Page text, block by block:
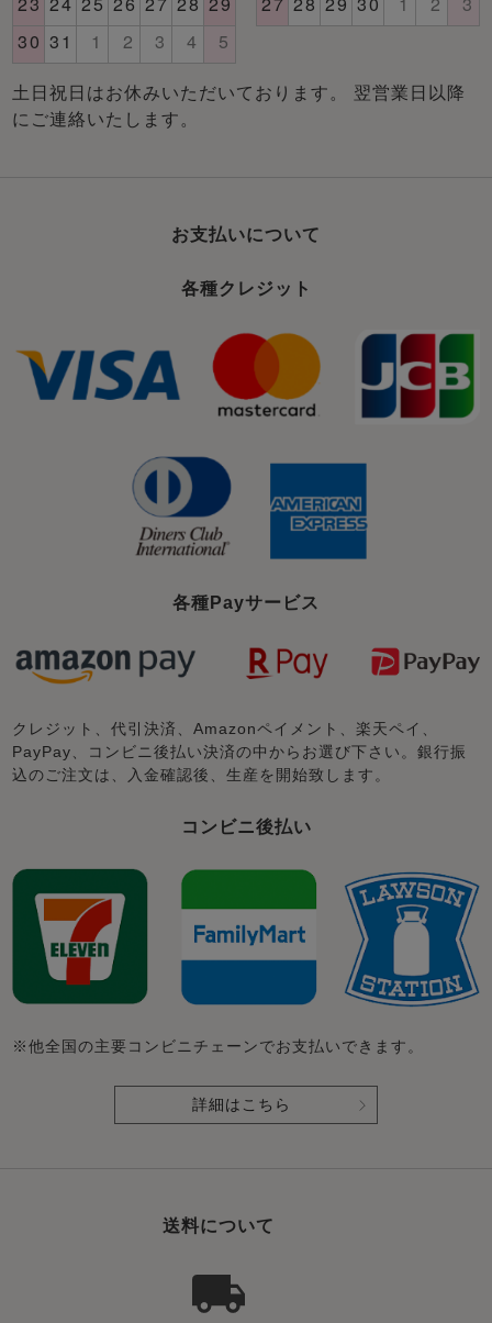
土日祝日はお休みいただいております。 翌営業日以降
にご連絡いたします。
お支払いについて
各種クレジット
各種Payサービス
クレジット、代引決済、Amazonペイメント、楽天ペイ、
PayPay、コンビニ後払い決済の中からお選び下さい。銀行振
込のご注文は、入金確認後、生産を開始致します。
コンビニ後払い
※他全国の主要コンビニチェーンでお支払いできます。
詳細はこちら
送料について